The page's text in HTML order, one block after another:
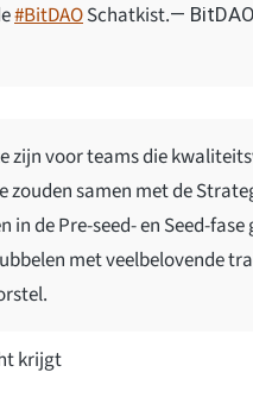
#BitDAOSchatkist.—
zijn voor teams die
samen met de
de Pre-seed- en Seed-fase
met veelbelovende
krijgt